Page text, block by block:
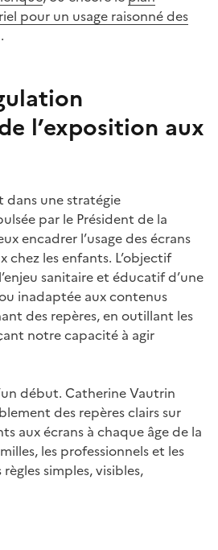
pour un usage raisonné des
l’exposition aux
dans une stratégie
par le Président de la
encadrer l’usage des écrans
chez les enfants. L’objectif
sanitaire et éducatif d’une
inadaptée aux contenus
des repères, en outillant les
notre capacité à agir
début. Catherine Vautrin
des repères clairs sur
aux écrans à chaque âge de la
les professionnels et les
simples, visibles,